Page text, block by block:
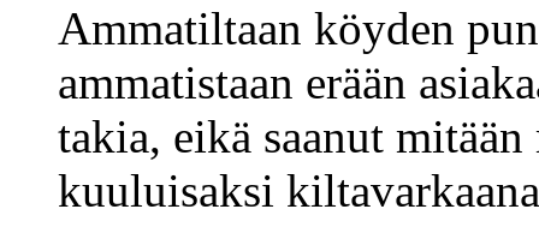
Ammatiltaan köyden
ammatistaan erään
takia, eikä saanut
kuuluisaksi